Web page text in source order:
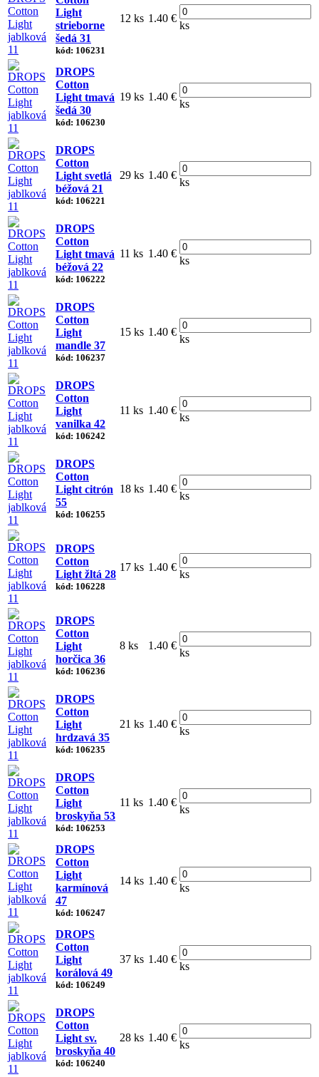
Light
strieborne
šedá 31
kód: 106231
12 ks 1.40 €
ks
DROPS
Cotton
Light tmavá
šedá 30
kód: 106230
19 ks 1.40 €
ks
DROPS
Cotton
Light svetlá
béžová 21
kód: 106221
29 ks 1.40 €
ks
DROPS
Cotton
Light tmavá
béžová 22
kód: 106222
11 ks 1.40 €
ks
DROPS
Cotton
Light
mandle 37
kód: 106237
15 ks 1.40 €
ks
DROPS
Cotton
Light
vanilka 42
kód: 106242
11 ks 1.40 €
ks
DROPS
Cotton
Light citrón
55
kód: 106255
18 ks 1.40 €
ks
DROPS
Cotton
Light žltá 28
kód: 106228
17 ks 1.40 €
ks
DROPS
Cotton
Light
horčica 36
kód: 106236
8 ks 1.40 €
ks
DROPS
Cotton
Light
hrdzavá 35
kód: 106235
21 ks 1.40 €
ks
DROPS
Cotton
Light
broskyňa 53
kód: 106253
11 ks 1.40 €
ks
DROPS
Cotton
Light
karmínová
47
kód: 106247
14 ks 1.40 €
ks
DROPS
Cotton
Light
korálová 49
kód: 106249
37 ks 1.40 €
ks
DROPS
Cotton
Light sv.
broskyňa 40
kód: 106240
28 ks 1.40 €
ks